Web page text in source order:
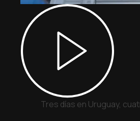
Tres días en Uruguay,